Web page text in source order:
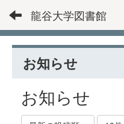
龍谷大学図書館
お知らせ
お知らせ